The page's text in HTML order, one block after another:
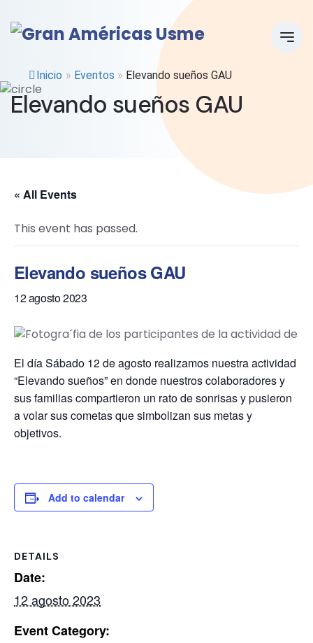
Inicio » Eventos » Elevando sueños GAU
Elevando sueños GAU
« All Events
This event has passed.
Elevando sueños GAU
12 agosto 2023
El día Sábado 12 de agosto realizamos nuestra actividad
“Elevando sueños” en donde nuestros colaboradores y
sus familias compartieron un rato de sonrisas y pusieron
a volar sus cometas que simbolizan sus metas y
objetivos.
Add to calendar
DETAILS
Date:
12 agosto 2023
Event Category: